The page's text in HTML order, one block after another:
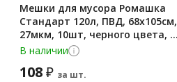
Мешки для мусора Ромашка
Стандарт 120л, ПВД, 68х105см,
27мкм, 10шт, черного цвета, в
рулоне
В наличии
108₽ за шт.